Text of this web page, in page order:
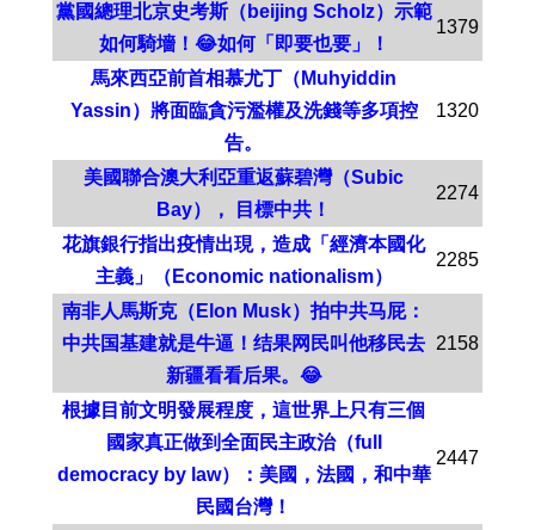
黨國總理北京史考斯（beijing Scholz）示範
如何騎墻！😂如何「即要也要」！
1379
馬來西亞前首相慕尤丁（Muhyiddin
Yassin）將面臨貪污濫權及洗錢等多項控
告。
1320
美國聯合澳大利亞重返蘇碧灣（Subic
Bay）， 目標中共！
2274
花旗銀行指出疫情出現，造成「經濟本國化
主義」（Economic nationalism）
2285
南非人馬斯克（Elon Musk）拍中共马屁：
中共国基建就是牛逼！结果网民叫他移民去
新疆看看后果。😂
2158
根據目前文明發展程度，這世界上只有三個
國家真正做到全面民主政治（full
democracy by law）：美國，法國，和中華
民國台灣！
2447